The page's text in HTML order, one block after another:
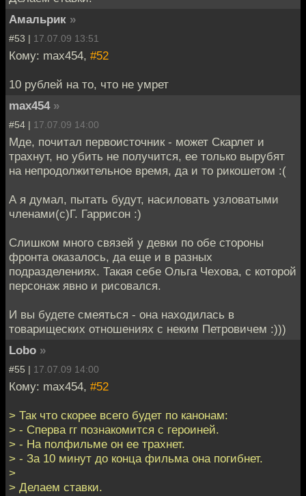
Амальрик »
#53 | 17.07.09 13:51
Кому: max454, #52
10 рублей на то, что не умрет
max454 »
#54 | 17.07.09 14:00
Мде, почитал первоисточник - может Скарлет и
трахнут, но убить не получится, ее только вырубят
на непродолжительное время, да и то рикошетом :(
А я думал, пытать будут, насиловать узловатыми
членами(с)Г. Гаррисон :)
Слишком много связей у девки по обе стороны
фронта оказалось, да еще и в разных
подразделениях. Такая себе Ольга Чехова, с которой
персонаж явно и рисовался.
И вы будете смеяться - она находилась в
товарищеских отношениях с неким Петровичем :)))
Lobo »
#55 | 17.07.09 14:00
Кому: max454, #52
> Так что скорее всего будет по канонам:
> - Сперва гг познакомится с героиней.
> - На полфильме он ее трахнет.
> - За 10 минут до конца фильма она погибнет.
>
> Делаем ставки.